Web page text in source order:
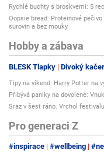
Rychlé buchty s broskvemi: 5
Oopsie bread: Proteinové
surovin a bez mouky
Hobby a zábava
BLESK Tlapky Divoký kačer
Tipy na víkend: Harry Potter na
Přibývá paniky na dovolené:
Sraz v šest ráno. Vrchol
Pro generaci Z
#inspirace #wellbeing